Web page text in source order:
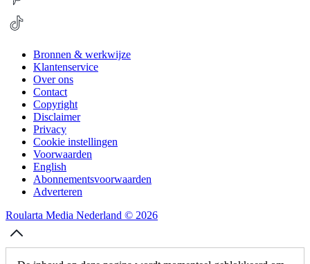
Bronnen & werkwijze
Klantenservice
Over ons
Contact
Copyright
Disclaimer
Privacy
Cookie instellingen
Voorwaarden
English
Abonnementsvoorwaarden
Adverteren
Roularta Media Nederland © 2026